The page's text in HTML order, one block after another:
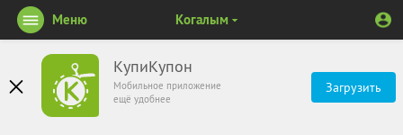
КупиКупон
Мобильное приложение
ещё удобнее
Загрузить
Меню Когалым